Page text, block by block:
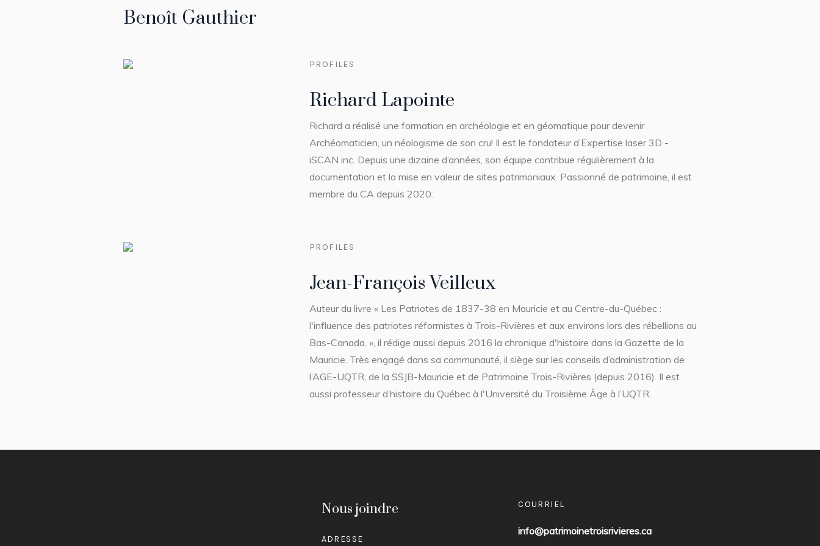
Benoît Gauthier
PROFILES
Richard Lapointe
Richard a réalisé une formation en archéologie et en géomatique pour devenir
Archéomaticien, un néologisme de son cru! Il est le fondateur d’Expertise laser 3D -
iSCAN inc. Depuis une dizaine d’années, son équipe contribue régulièrement à la
documentation et la mise en valeur de sites patrimoniaux. Passionné de patrimoine, il est
membre du CA depuis 2020.
PROFILES
Jean-François Veilleux
Auteur du livre « Les Patriotes de 1837-38 en Mauricie et au Centre-du-Québec :
l'influence des patriotes réformistes à Trois-Rivières et aux environs lors des rébellions au
Bas-Canada. », il rédige aussi depuis 2016 la chronique d'histoire dans la Gazette de la
Mauricie. Très engagé dans sa communauté, il siège sur les conseils d’administration de
l’AGE-UQTR, de la SSJB-Mauricie et de Patrimoine Trois-Rivières (depuis 2016). Il est
aussi professeur d’histoire du Québec à l'Université du Troisième Âge à l’UQTR.
Nous joindre
ADRESSE
COURRIEL
info@patrimoinetroisrivieres.ca